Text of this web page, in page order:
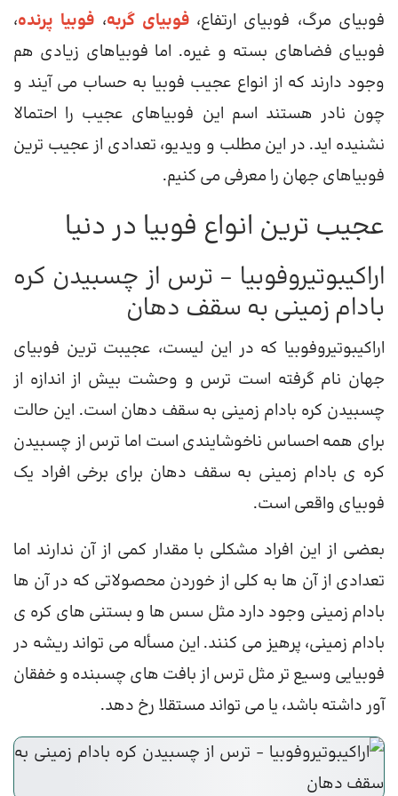
فوبیای مرگ، فوبیای ارتفاع،فوبیای گربه، فوبیا پرنده،
فوبیای فضاهای بسته و غیره. اما فوبیاهای زیادی هم
وجود دارند که از انواع عجیب فوبیا به حساب می آیند و
چون نادر هستند اسم این فوبیاهای عجیب را احتمالا
نشنیده اید. در این مطلب و ویدیو، تعدادی از عجیب ترین
فوبیاهای جهان را معرفی می کنیم.
عجیب ترین انواع فوبیا در دنیا
اراکیبوتیروفوبیا – ترس از چسبیدن کره
بادام زمینی به سقف دهان
اراکیبوتیروفوبیا که در این لیست، عجیبت ترین فوبیای
جهان نام گرفته است ترس و وحشت بیش از اندازه از
چسبیدن کره بادام زمینی به سقف دهان است. این حالت
برای همه احساس ناخوشایندی است اما ترس از چسبیدن
کره ی بادام زمینی به سقف دهان برای برخی افراد یک
فوبیای واقعی است.
بعضی از این افراد مشکلی با مقدار کمی از آن ندارند اما
تعدادی از آن ها به کلی از خوردن محصولاتی که در آن ها
بادام زمینی وجود دارد مثل سس ها و بستنی های کره ی
بادام زمینی، پرهیز می کنند. این مسأله می تواند ریشه در
فوبیایی وسیع تر مثل ترس از بافت های چسبنده و خفقان
آور داشته باشد، یا می تواند مستقلا رخ دهد.